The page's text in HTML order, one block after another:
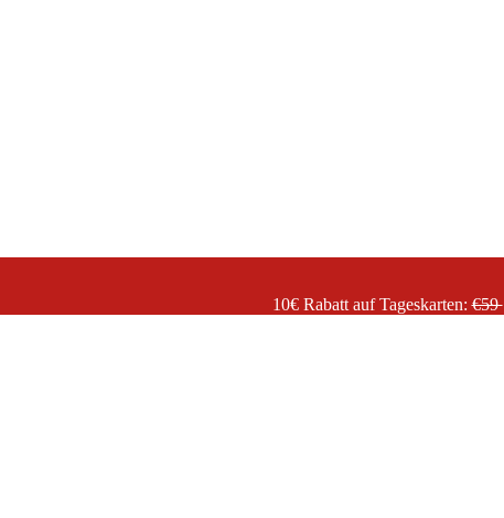
10€ Rabatt auf Tageskarten: €59